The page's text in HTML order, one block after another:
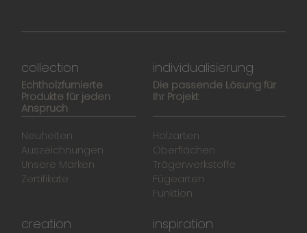
collection
Echtholzfurnierte
Produkte für jeden
Anspruch
Neuheiten
Auszeichnungen
Unsere Marken
Zertifikate
individualisierung
Die passende Lösung für
Ihr Projekt
Holzarten
Oberflächen
Trägerwerkstoffe
Fügearten
Funktion
creation inspiration